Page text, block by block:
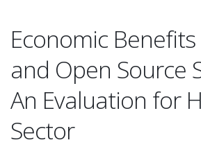
Economic
and Open Source
An Evaluation for
Sector